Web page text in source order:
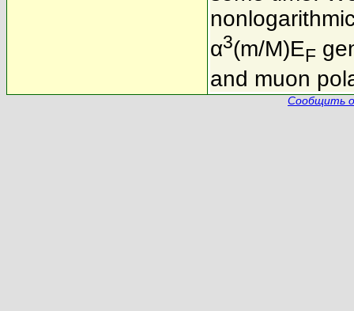
α3(m/M)EF
and muon
Сообщить о